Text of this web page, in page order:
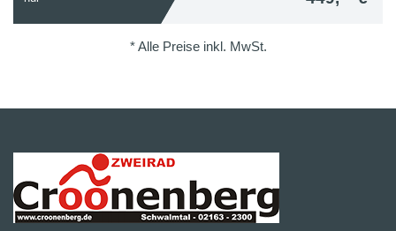
* Alle Preise inkl. MwSt.